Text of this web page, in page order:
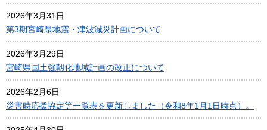
2026年3月31日
第3期宮崎県地震・津波減災計画について
2026年3月29日
宮崎県国土強靱化地域計画の改正について
2026年2月6日
災害時応援協定等一覧表を更新しました（令和8年1月1日時点）。